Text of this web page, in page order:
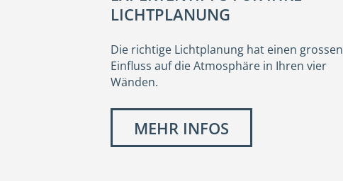
LICHTPLANUNG
Die richtige Lichtplanung hat einen grossen
Einfluss auf die Atmosphäre in Ihren vier
Wänden.
MEHR INFOS